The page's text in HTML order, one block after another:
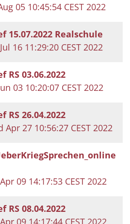
05 10:45:54 CEST 2022
15.07.2022 Realschule
16 11:29:20 CEST 2022
RS 03.06.2022
03 10:20:07 CEST 2022
RS 26.04.2022
Apr 27 10:56:27 CEST 2022
09 14:17:53 CEST 2022
RS 08.04.2022
09 14:17:44 CEST 2022